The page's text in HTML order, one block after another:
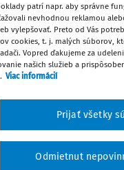
predplatiteľom
patrí napr. aby správne
nevhodnou reklamou
vylepšovať. Preto od Vás
cookies, t. j. malých súborov,
Vopred ďakujeme za
našich služieb a
Viac informácií
Odmietnut
Prijať všetky